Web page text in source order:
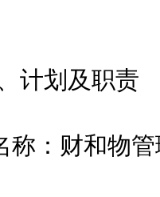
划及职责
：财和物管